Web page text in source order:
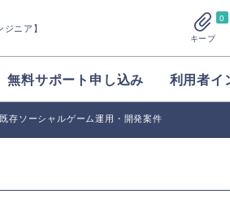
ニア】
0
キープ
無料サポート申し込み 利用者イ
ソーシャルゲーム運用・開発案件